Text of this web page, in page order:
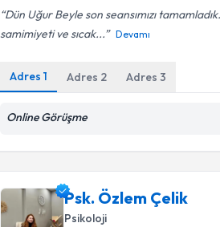
Dün Uğur Beyle son seansımızı
samimiyeti ve sıcak...
Devamı
Adres1 Adres 2 Adres3
Online Görüşme
Psk. Özlem Çelik
Psikoloji